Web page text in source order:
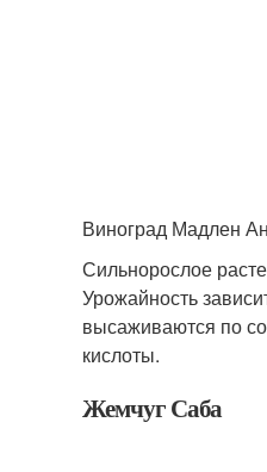
Виноград Мадлен
Сильнорослое
Урожайность
высаживаются по
кислоты.
Жемчуг Саба